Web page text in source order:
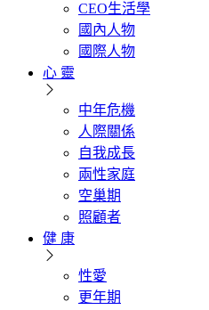
CEO生活學
國內人物
國際人物
心 靈
中年危機
人際關係
自我成長
兩性家庭
空巢期
照顧者
健 康
性愛
更年期